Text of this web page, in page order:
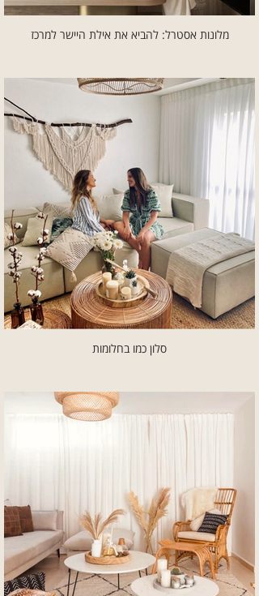
מלונות אסטרל: להביא את אילת היישר למרכז
סלון כמו בחלומות